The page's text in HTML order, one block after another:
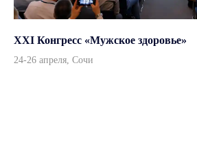
XXI Конгресс «Мужское здоровье»
24-26 апреля, Сочи